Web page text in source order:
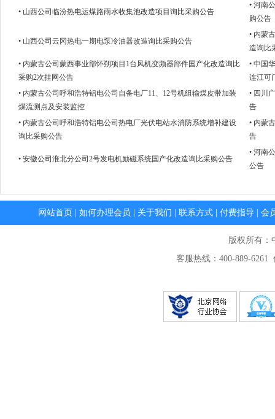
• 山西公司临汾热电运煤路雨水收集池改造项目询比采购公告
• 河南
购公告
• 山西公司云冈热电一期电泵冷油器改造询比采购公告
• 内蒙
造询比
• 内蒙古公司蒙西事业部怀朔项目1台风机变频器部件国产化改造询比
采购2次挂网公告
• 中国
连江可
• 内蒙古公司呼和浩特铝电公司自备电厂11、12号机组输煤皮带加装
煤流测点及安装监控
• 四川
告
• 内蒙古公司呼和浩特铝电公司热电厂光伏电站水消防系统增补建设
询比采购公告
• 内蒙
告
• 安徽公司淮北分公司2号发电机励磁系统国产化改造询比采购公告
• 河南
公告
网站首页 如何办理会员 关于我们 联系方式 付费指导 会
版权所有
客服热线：400-889-6261